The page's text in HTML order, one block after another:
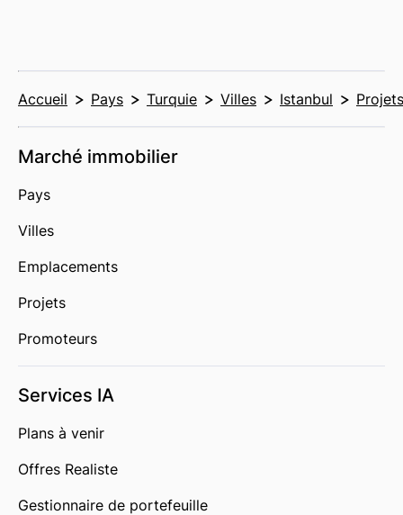
Accueil Pays Turquie Villes Istanbul Projets
Marché immobilier
Pays
Villes
Emplacements
Projets
Promoteurs
Services IA
Plans à venir
Offres Realiste
Gestionnaire de portefeuille